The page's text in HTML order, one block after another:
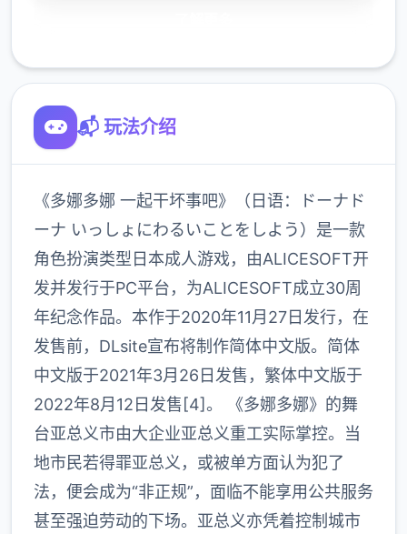
📬 玩法介绍
《多娜多娜 一起干坏事吧》（日语：ドーナド
ーナ いっしょにわるいことをしよう）是一款
角色扮演类型日本成人游戏，由ALICESOFT开
发并发行于PC平台，为ALICESOFT成立30周
年纪念作品。本作于2020年11月27日发行，在
发售前，DLsite宣布将制作简体中文版。简体
中文版于2021年3月26日发售，繁体中文版于
2022年8月12日发售[4]。 《多娜多娜》的舞
台亚总义市由大企业亚总义重工实际掌控。当
地市民若得罪亚总义，或被单方面认为犯了
法，便会成为“非正规”，面临不能享用公共服务
甚至强迫劳动的下场。亚总义亦凭着控制城市